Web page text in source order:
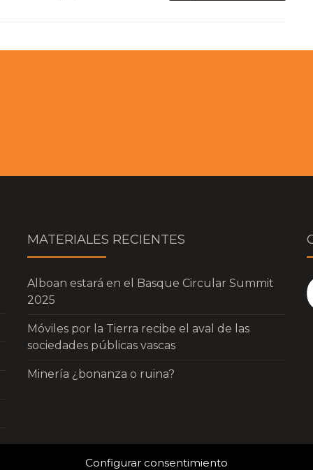
Configurar consentimiento
MATERIALES RECIENTES
Alboan estará en el Basque Circular Summit
2025
Móviles por la Tierra recibe el aval de las
sociedades públicas vascas
Minería ¿bonanza o ruina?